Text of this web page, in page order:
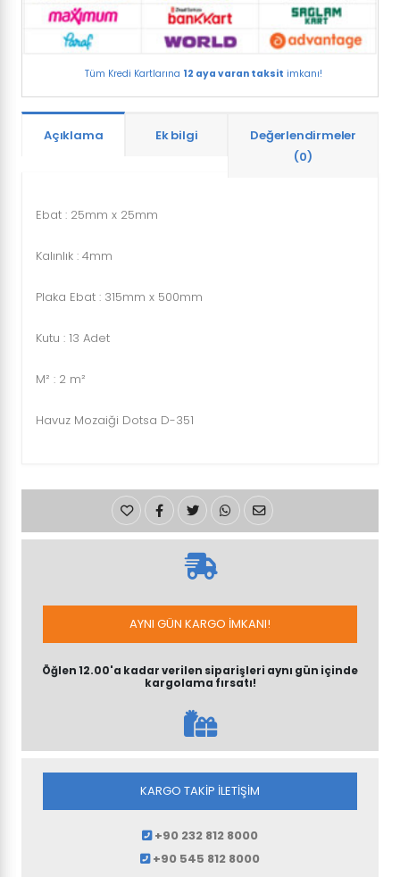
Tüm Kredi Kartlarına 12 aya varan taksit imkanı!
Açıklama Ek bilgi
Değerlendirmeler
(0)
Ebat : 25mm x 25mm
Kalınlık : 4mm
Plaka Ebat : 315mm x 500mm
Kutu : 13 Adet
M² : 2 m²
Havuz Mozaiği Dotsa D-351
AYNI GÜN KARGO İMKANI!
Öğlen 12.00'a kadar verilen siparişleri aynı gün içinde
kargolama fırsatı!
KARGO TAKİP İLETİŞİM
+90 232 812 8000
+90 545 812 8000